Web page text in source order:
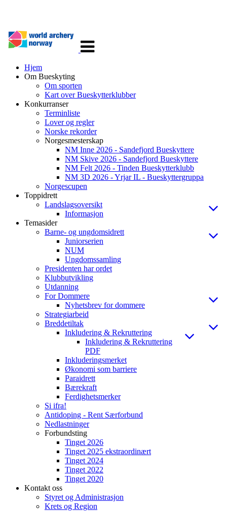
navigasjon
Hjem
Om Bueskyting
Om sporten
Kart over Bueskytterklubber
Konkurranser
Terminliste
Lover og regler
Norske rekorder
Norgesmesterskap
NM Inne 2026 - Sandefjord Bueskyttere
NM Skive 2026 - Sandefjord Bueskyttere
NM Felt 2026 - Tinden Bueskytterklubb
NM 3D 2026 - Yrjar IL - Bueskyttergruppa
Norgescupen
Toppidrett
Landslagsoversikt
Informasjon
Temasider
Barne- og ungdomsidrett
Juniorserien
NUM
Ungdomssamling
Presidenten har ordet
Klubbutvikling
Utdanning
For Dommere
Nyhetsbrev for dommere
Strategiarbeid
Breddetiltak
Inkludering & Rekruttering
Inkludering & Rekruttering
PDF
Inkluderingsmerket
Økonomi som barriere
Paraidrett
Bærekraft
Ferdighetsmerker
Si ifra!
Antidoping - Rent Særforbund
Nedlastninger
Forbundsting
Tinget 2026
Tinget 2025 ekstraordinært
Tinget 2024
Tinget 2022
Tinget 2020
Kontakt oss
Styret og Administrasjon
Krets og Region